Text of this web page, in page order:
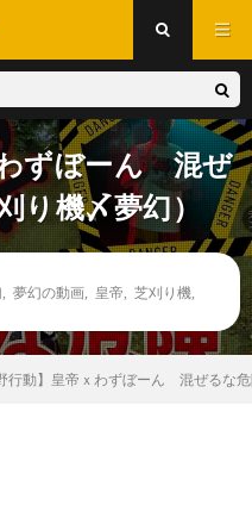
ずぼーん 混ぜ
り機〆夢幻）
夢幻の動画 皇帝 芝刈り機
行動】皇帝ｘわずぼーん 混ぜるな